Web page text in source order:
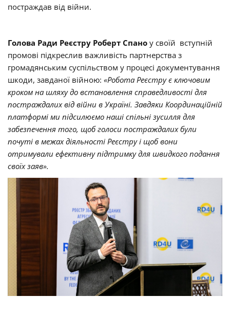
постраждав від війни.
Голова Ради Реєстру Роберт Спано у своїй вступній
промові підкреслив важливість партнерства з
громадянським суспільством у процесі документування
шкоди, завданої війною: «Робота Реєстру є ключовим
кроком на шляху до встановлення справедливості для
постраждалих від війни в Україні. Завдяки Координаційній
платформі ми підсилюємо наші спільні зусилля для
забезпечення того, щоб голоси постраждалих були
почуті в межах діяльності Реєстру і щоб вони
отримували ефективну підтримку для швидкого подання
своїх заяв».